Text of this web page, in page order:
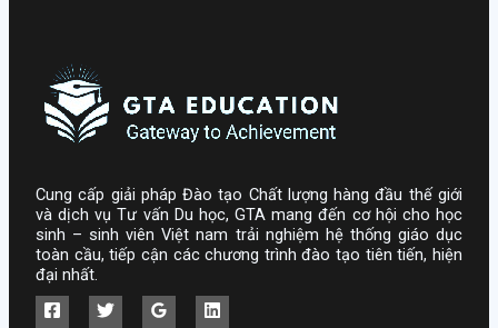
Cung cấp giải pháp Đào tạo Chất lượng hàng đầu thế giới
và dịch vụ Tư vấn Du học, GTA mang đến cơ hội cho học
sinh – sinh viên Việt nam trải nghiệm hệ thống giáo dục
toàn cầu, tiếp cận các chương trình đào tạo tiên tiến, hiện
đại nhất.